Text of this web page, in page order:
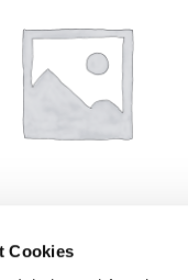
Cookies